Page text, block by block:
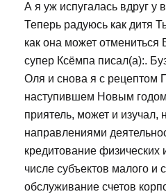
А я уж испугалась вдруг у
Теперь радуюсь как дитя
как она может отмениться
супер Ксёмпа писал(а):.
Оля и снова я с рецептом
наступившем Новым
приятель, может и
направлениями
кредитование физических
числе субъектов малого и
обслуживание счетов